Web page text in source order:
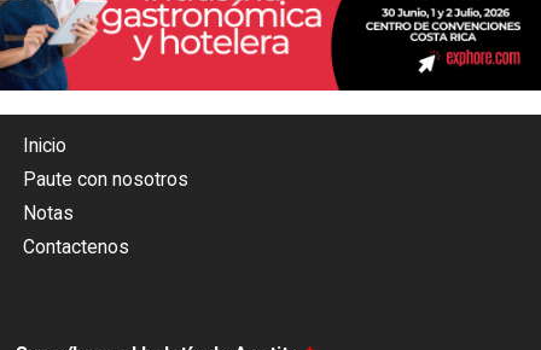
Inicio
Paute con nosotros
Notas
Contactenos